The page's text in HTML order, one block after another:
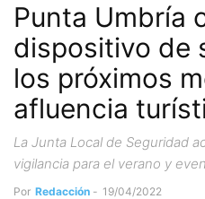
Punta Umbría
dispositivo de
los próximos
afluencia
La Junta Local de Seguridad
vigilancia para el verano y
Por Redacción - 19/04/2022